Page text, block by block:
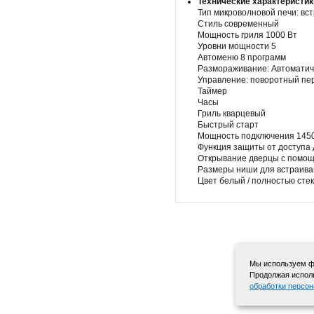
Тип микроволновой печи:
Стиль современный
Мощность гриля 1000 Вт
Уровни мощности 5
Автоменю 8 программ
Размораживание:
Управление: поворотный
Таймер
Часы
Гриль кварцевый
Быстрый старт
Мощность подключения
Функция защиты от доступа
Открывание дверцы с
Размеры ниши для
Цвет белый / полностью
Мы используем
Продолжая
обработки